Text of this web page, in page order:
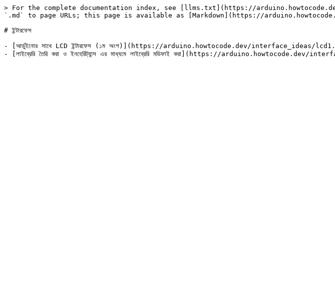
> For the complete documentation index, see [llms.txt](https://
`.md` to page URLs; this page is available as [Markdown](https://
# ইন্টারফেস
- [আর্ডুইনোর সাথে LCD ইন্টারফেস (১ম অংশ)](https://arduino.howtocode.dev/interface_ideas/